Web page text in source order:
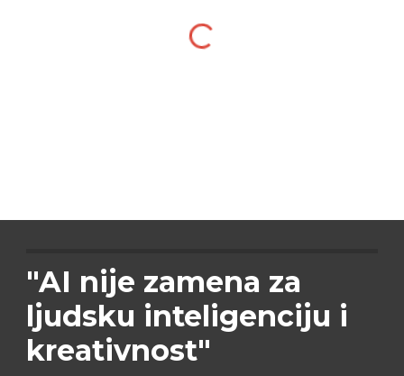
"AI nije zamena za
ljudsku inteligenciju i
kreativnost"